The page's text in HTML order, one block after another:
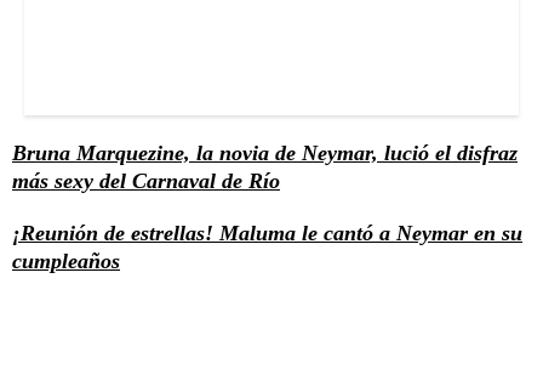
Bruna Marquezine, la novia de Neymar, lució el disfraz
más sexy del Carnaval de Río
¡Reunión de estrellas! Maluma le cantó a Neymar en su
cumpleaños